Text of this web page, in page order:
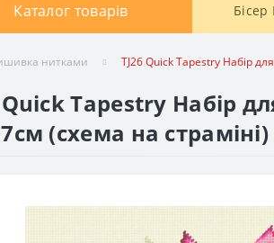
Каталог товарів Бісер
нитками TJ26 Quick Tapestry Набір
Quick Tapestry Набір
(схема на страміні)